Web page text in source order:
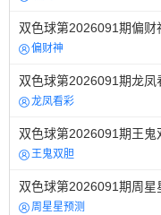
双色球第2026091期偏
偏财神
双色球第2026091期龙
龙凤看彩
双色球第2026091期王
王鬼双胆
双色球第2026091期周星
周星星预测